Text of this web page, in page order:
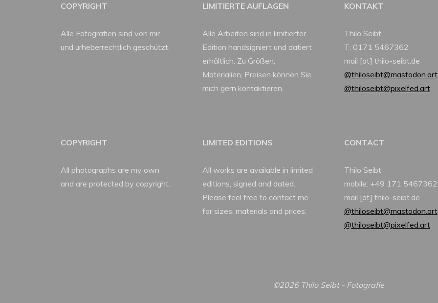
COPYRIGHT
Alle Fotografien sind von mir
und urheberrechtlich geschützt.
LIMITIERTE AUFLAGEN
Alle Arbeiten sind in limitierter
Edition handsigniert und datiert
erhältlich. Zu Größen,
Materialien, Preisen können Sie
mich gern kontaktieren.
KONTAKT
Thilo Seibt
T: 0171 5467362
mail [at] thilo-seibt.de
@thiloseibt@mastodon.art
@thiloseibt@pixelfed.art
COPYRIGHT
All photographs are my own
and are protected by copyright.
LIMITED EDITIONS
All works are available in limited
editions, signed and dated.
Please feel free to contact me
for sizes, materials and prices.
CONTACT
Thilo Seibt
mobile: +49 171 5467362
mail [at] thilo-seibt.de
@thiloseibt@mastodon.art
@thiloseibt@pixelfed.art
©2026 Thilo Seibt - Fotografie